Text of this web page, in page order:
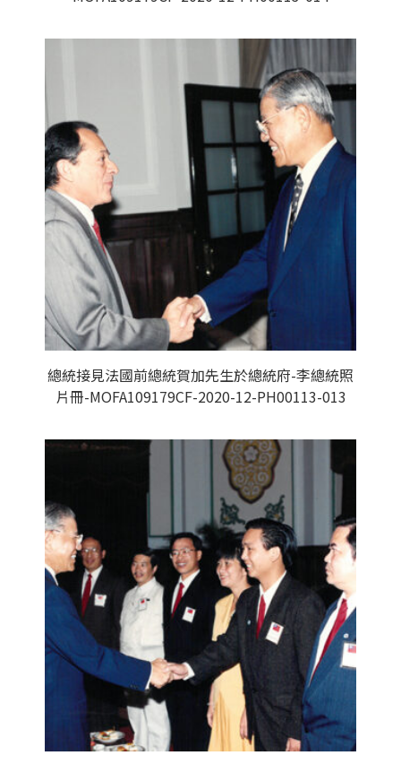
總統接見法國前總統賀加先生於總統府-李總統照
片冊-MOFA109179CF-2020-12-PH00113-013